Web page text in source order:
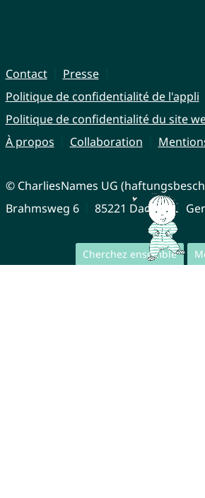
Cherchez ensemble
Contact
Presse
Politique de confidentialité de l'appli
Politique de confidentialité du site
À propos
Collaboration
© CharliesNames UG
Brahmsweg 6
85221 Dachau